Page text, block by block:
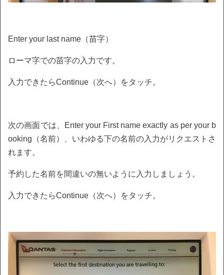
Enter your last name（苗字）
ローマ字での苗字の入力です。
入力できたらContinue（次へ）をタッチ。
次の画面では、Enter your First name exactly as per your b
ooking（名前）、いわゆる下の名前の入力がリクエストさ
れます。
予約した名前を間違いの無いように入力しましょう。
入力できたらContinue（次へ）をタッチ。